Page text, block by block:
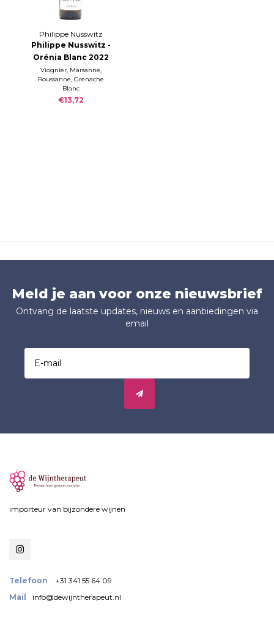
Philippe Nusswitz
Philippe Nusswitz -
Orénia Blanc 2022
Viognier, Marsanne,
Roussanne, Grenache
Blanc
€13,72
Meld je aan voor onze nieuwsbrief
Ontvang de laatste updates, nieuws en aanbiedingen via
email
importeur van bijzondere wijnen
Telefoon
+31 341 55 64 09
Mail
info@dewijntherapeut.nl